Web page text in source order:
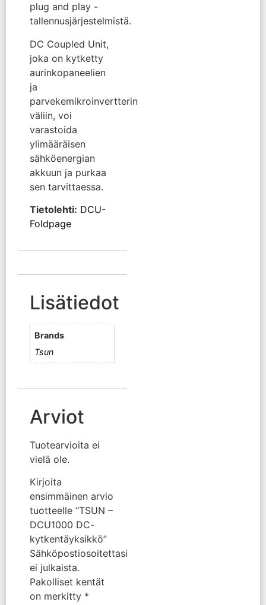
plug and play -
tallennusjärjestelmistä.
DC Coupled Unit,
joka on kytketty
aurinkopaneelien
ja
parvekemikroinvertterin
väliin, voi
varastoida
ylimääräisen
sähköenergian
akkuun ja purkaa
sen tarvittaessa.
Tietolehti: DCU-
Foldpage
Lisätiedot
Brands
Tsun
Arviot
Tuotearvioita ei
vielä ole.
Kirjoita
ensimmäinen arvio
tuotteelle “TSUN –
DCU1000 DC-
kytkentäyksikkö”
Sähköpostiosoitettasi
ei julkaista.
Pakolliset kentät
on merkitty *